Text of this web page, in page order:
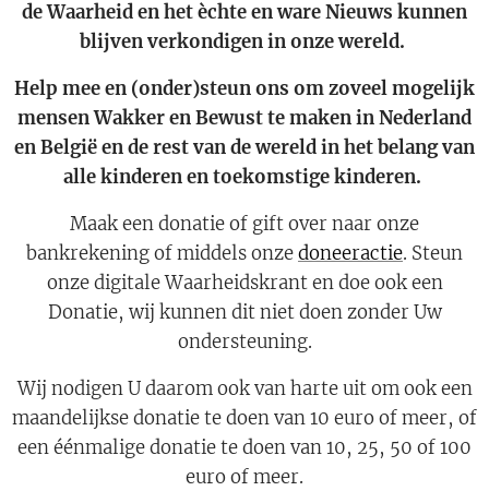
de Waarheid en het èchte en ware Nieuws kunnen
blijven verkondigen in onze wereld.
Help mee en (onder)steun ons om zoveel mogelijk
mensen Wakker en Bewust te maken in Nederland
en België en de rest van de wereld in het belang van
alle kinderen en toekomstige kinderen.
Maak een donatie of gift over naar onze
bankrekening of middels onzedoneeractie. Steun
onze digitale Waarheidskrant en doe ook een
Donatie, wij kunnen dit niet doen zonder Uw
ondersteuning.
Wij nodigen U daarom ook van harte uit om ook een
maandelijkse donatie te doen van 10 euro of meer, of
een éénmalige donatie te doen van 10, 25, 50 of 100
euro of meer.